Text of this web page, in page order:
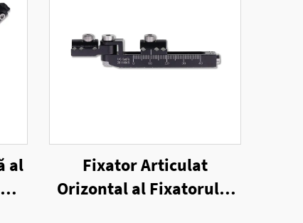
al
Fixator Articulat
Orizontal al Fixatorului